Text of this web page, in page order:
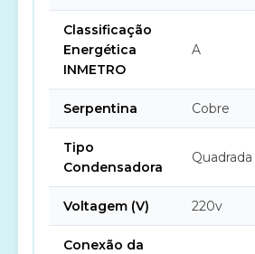
Classificação
Energética
INMETRO
A
Serpentina Cobre
Tipo
Condensadora
Quadrada
Voltagem (V) 220v
Conexão da